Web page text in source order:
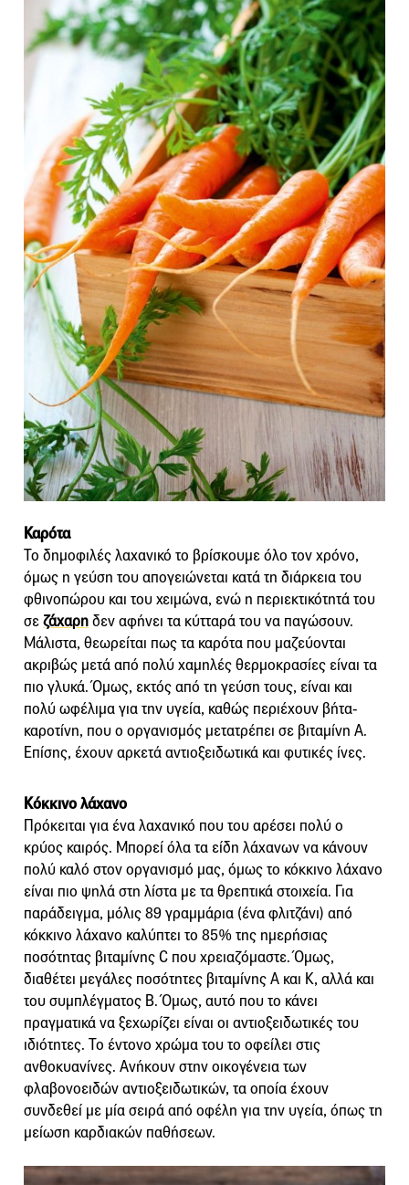
Καρότα
Το δημοφιλές λαχανικό το βρίσκουμε όλο τον χρόνο,
όμως η γεύση του απογειώνεται κατά τη διάρκεια του
φθινοπώρου και του χειμώνα, ενώ η περιεκτικότητά του
σεζάχαρηδεν αφήνει τα κύτταρά του να παγώσουν.
Μάλιστα, θεωρείται πως τα καρότα που μαζεύονται
ακριβώς μετά από πολύ χαμηλές θερμοκρασίες είναι τα
πιο γλυκά. Όμως, εκτός από τη γεύση τους, είναι και
πολύ ωφέλιμα για την υγεία, καθώς περιέχουν βήτα-
καροτίνη, που ο οργανισμός μετατρέπει σε βιταμίνη Α.
Επίσης, έχουν αρκετά αντιοξειδωτικά και φυτικές ίνες.
Κόκκινο λάχανο
Πρόκειται για ένα λαχανικό που του αρέσει πολύ ο
κρύος καιρός. Μπορεί όλα τα είδη λάχανων να κάνουν
πολύ καλό στον οργανισμό μας, όμως το κόκκινο λάχανο
είναι πιο ψηλά στη λίστα με τα θρεπτικά στοιχεία. Για
παράδειγμα, μόλις 89 γραμμάρια (ένα φλιτζάνι) από
κόκκινο λάχανο καλύπτει το 85% της ημερήσιας
ποσότητας βιταμίνης C που χρειαζόμαστε. Όμως,
διαθέτει μεγάλες ποσότητες βιταμίνης Α και Κ, αλλά και
του συμπλέγματος Β. Όμως, αυτό που το κάνει
πραγματικά να ξεχωρίζει είναι οι αντιοξειδωτικές του
ιδιότητες. Το έντονο χρώμα του το οφείλει στις
ανθοκυανίνες. Ανήκουν στην οικογένεια των
φλαβονοειδών αντιοξειδωτικών, τα οποία έχουν
συνδεθεί με μία σειρά από οφέλη για την υγεία, όπως τη
μείωση καρδιακών παθήσεων.